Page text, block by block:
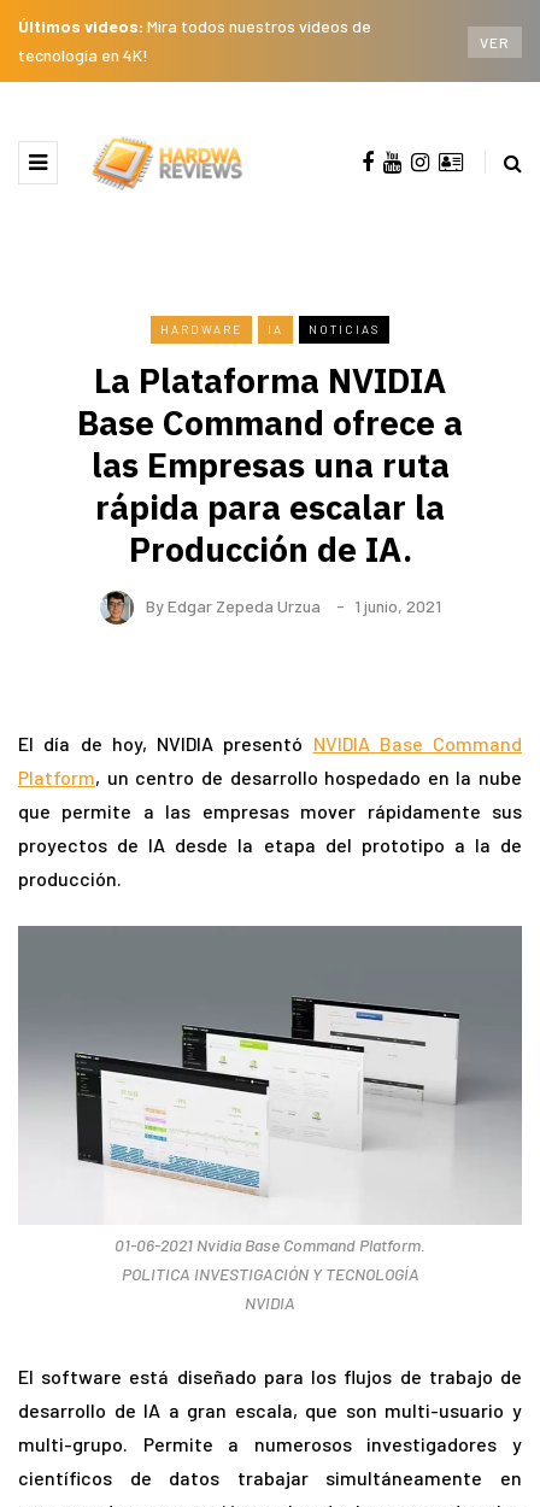
Últimos videos: Mira todos nuestros videos de
tecnología en 4K!
VER
HARDWARE IA NOTICIAS
La Plataforma NVIDIA
Base Command ofrece a
las Empresas una ruta
rápida para escalar la
Producción de IA.
ByEdgar Zepeda Urzua 1 junio, 2021
El día de hoy, NVIDIA presentó NVIDIA Base Command
Platform, un centro de desarrollo hospedado en la nube
que permite a las empresas mover rápidamente sus
proyectos de IA desde la etapa del prototipo a la de
producción.
01-06-2021 Nvidia Base Command Platform.
POLITICA INVESTIGACIÓN Y TECNOLOGÍA
NVIDIA
El software está diseñado para los flujos de trabajo de
desarrollo de IA a gran escala, que son multi-usuario y
multi-grupo. Permite a numerosos investigadores y
científicos de datos trabajar simultáneamente en